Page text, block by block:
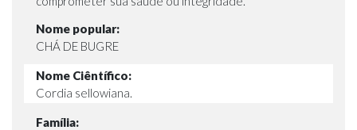
Nome popular:
CHÁ DE BUGRE
Nome Ciêntífico:
Cordia sellowiana.
Família: